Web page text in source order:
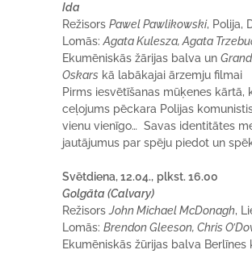
Ida
RežisorsPawel Pawlikowski, Polija,
Lomās:Agata Kulesza, Agata
Ekumēniskās žārijas balva un
Oskars kā labākajai ārzemju filmai
Pirms iesvētīšanas mūķenes
ceļojums pēckara Polijas
vienu vienīgo… Savas identitātes
jautājumus par spēju piedot un
Svētdiena, 12.04., plkst. 16.00
Golgāta (Calvary)
RežisorsJohn Michael McDonagh,
Lomās:Brendon Gleeson, Chris
Ekumēniskās žūrijas balva Berlīnes